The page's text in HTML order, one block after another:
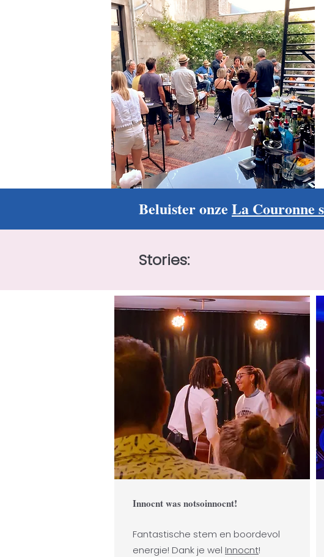
​Beluister onze La Couronne
​Stories:​
Innocnt was notsoinnocnt!
Fantastische stem en boordevol
energie! Dank je wel Innocnt!